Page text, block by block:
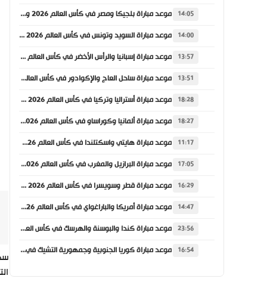
14:05 موعد مباراة بلجيكا ومصر في كأس العالم 2026 والقنوات الناقلة
14:00 موعد مباراة السويد وتونس في كأس العالم 2026 والقنوات الناقلة
13:57 موعد مباراة إسبانيا والرأس الأخضر في كأس العالم 2026 والقنوات الناقلة
13:51 موعد مباراة ساحل العاج والإكوادور في كأس العالم 2026 والقنوات الناقلة
18:28 موعد مباراة أستراليا وتركيا في كأس العالم 2026 والقنوات الناقلة
18:27 موعد مباراة ألمانيا وكوراساو في كأس العالم 2026 والقنوات الناقلة
11:17 موعد مباراة هايتي واسكتلندا في كأس العالم 2026 والقنوات الناقلة
17:05 موعد مباراة البرازيل والمغرب في كأس العالم 2026 والقنوات الناقلة
16:29 موعد مباراة قطر وسويسرا في كأس العالم 2026 والقنوات الناقلة
14:47 موعد مباراة أمريكا والباراغواي في كأس العالم 2026 والقنوات الناقلة
23:56 موعد مباراة كندا والبوسنة والهرسك في كأس العالم 2026 والقنوات الناقلة
16:54 موعد مباراة كوريا الجنوبية وجمهورية التشيك في كأس العالم 2026 والقنوات الناقلة